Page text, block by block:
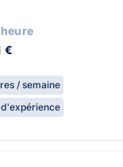
€
/ semaine